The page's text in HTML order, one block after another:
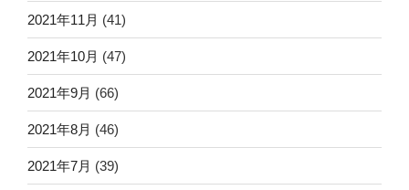
2021年11月 (41)
2021年10月 (47)
2021年9月 (66)
2021年8月 (46)
2021年7月 (39)